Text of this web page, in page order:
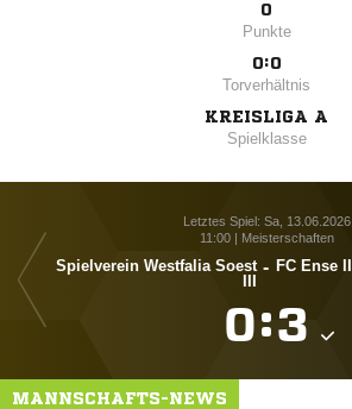
0
Punkte
0:0
Torverhältnis
KREISLIGA A
Spielklasse
Letztes Spiel: Sa, 13.06.2026
11:00 | Meisterschaften
Spielverein Westfalia Soest - FC Ense II
:
MANNSCHAFTS-NEWS